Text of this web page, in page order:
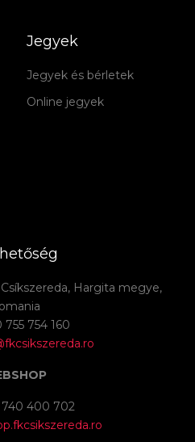
Jegyek
Jegyek és bérletek
Online jegyek
Hargita megye,
755 754 160
740 400 702